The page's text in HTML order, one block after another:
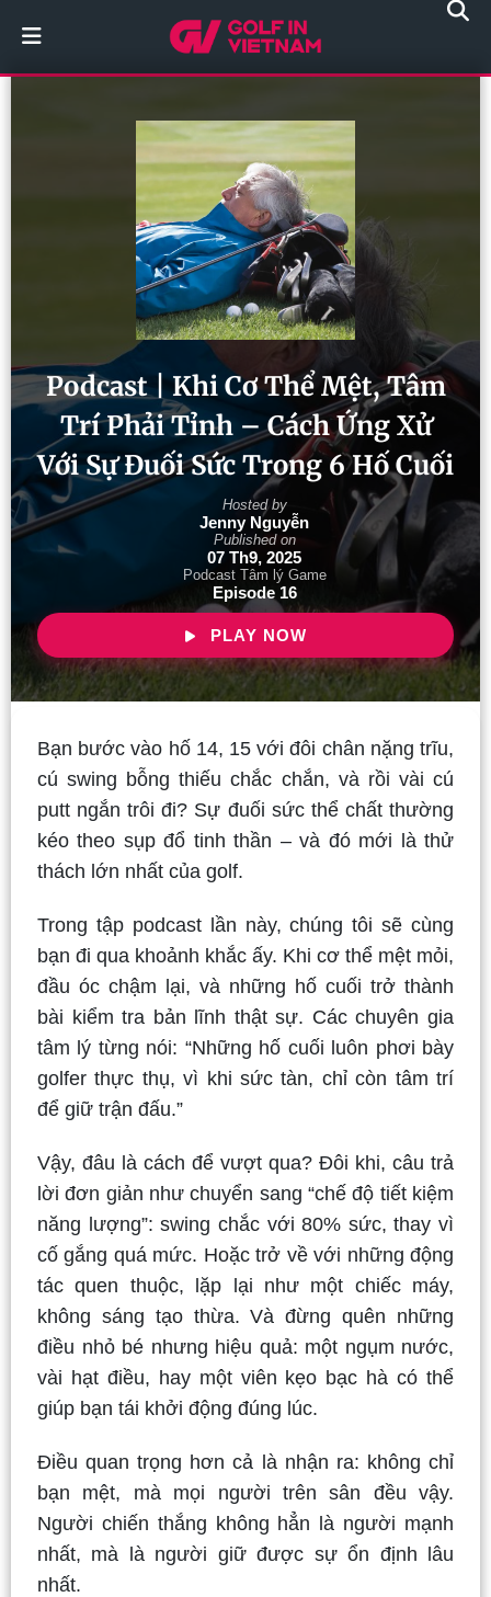
Podcast | Khi Cơ Thể Mệt, Tâm
Trí Phải Tỉnh – Cách Ứng Xử
Với Sự Đuối Sức Trong 6 Hố Cuối
Hosted by
Jenny Nguyễn
Published on
07 Th9, 2025
Podcast Tâm lý Game
Episode 16
PLAY NOW
Bạn bước vào hố 14, 15 với đôi chân nặng trĩu,
cú swing bỗng thiếu chắc chắn, và rồi vài cú
putt ngắn trôi đi? Sự đuối sức thể chất thường
kéo theo sụp đổ tinh thần – và đó mới là thử
thách lớn nhất của golf.
Trong tập podcast lần này, chúng tôi sẽ cùng
bạn đi qua khoảnh khắc ấy. Khi cơ thể mệt mỏi,
đầu óc chậm lại, và những hố cuối trở thành
bài kiểm tra bản lĩnh thật sự. Các chuyên gia
tâm lý từng nói: “Những hố cuối luôn phơi bày
golfer thực thụ, vì khi sức tàn, chỉ còn tâm trí
để giữ trận đấu.”
Vậy, đâu là cách để vượt qua? Đôi khi, câu trả
lời đơn giản như chuyển sang “chế độ tiết kiệm
năng lượng”: swing chắc với 80% sức, thay vì
cố gắng quá mức. Hoặc trở về với những động
tác quen thuộc, lặp lại như một chiếc máy,
không sáng tạo thừa. Và đừng quên những
điều nhỏ bé nhưng hiệu quả: một ngụm nước,
vài hạt điều, hay một viên kẹo bạc hà có thể
giúp bạn tái khởi động đúng lúc.
Điều quan trọng hơn cả là nhận ra: không chỉ
bạn mệt, mà mọi người trên sân đều vậy.
Người chiến thắng không hẳn là người mạnh
nhất, mà là người giữ được sự ổn định lâu
nhất.